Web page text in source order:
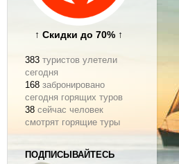
↑ Скидки до 70% ↑
383 туристов улетели
сегодня
168 забронировано
сегодня горящих туров
38 сейчас человек
смотрят горящие туры
ПОДПИСЫВАЙТЕСЬ